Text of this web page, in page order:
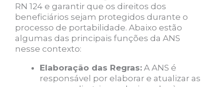
RN 124 e garantir que os direitos dos
beneficiários sejam protegidos durante o
processo de portabilidade. Abaixo estão
algumas das principais funções da ANS
nesse contexto:
Elaboração das Regras: A ANS é
responsável por elaborar e atualizar as